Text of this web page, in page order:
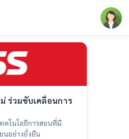
ร่วมขับเคลื่อนการ
คโนโลยีการสอนที่มี
อย่างยั่งยืน